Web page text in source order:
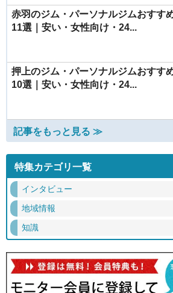
赤羽のジム・パーソナルジムおすす
11選｜安い・女性向け・24...
押上のジム・パーソナルジムおすす
10選｜安い・女性向け・24...
記事をもっと見る ≫
特集カテゴリ一覧
インタビュー
地域情報
知識